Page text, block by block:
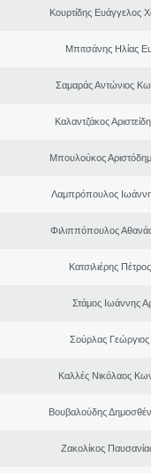
Κουρτίδης Ευάγγελος
Μπιτσάνης Ηλίας
Σαμαράς Αντώνιος
Καλαντζάκος
Μπουλούκος
Λαμπρόπουλος
Φιλιππόπουλος
Κατσιλιέρης
Στάμος Ιωάννης
Σούρλας
Καλλές Νικόλαος
Βουβαλούδης
Ζακολίκος